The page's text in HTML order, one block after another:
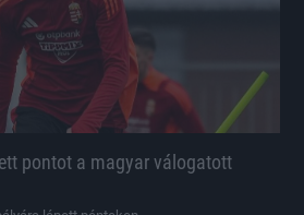
pontot a magyar válogatott